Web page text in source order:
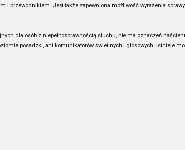
przewodnikiem. Jest także zapewniona możliwość wyrażenia
dla osób z niepełnosprawnością słuchu, nie ma oznaczeń
posadzki, ani komunikatorów świetlnych i głosowych. Istnieje